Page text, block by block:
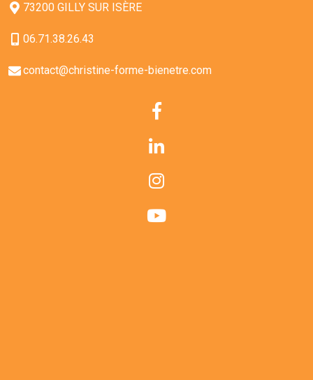
73200 GILLY SUR ISÈRE
06.71.38.26.43
contact@christine-forme-bienetre.com